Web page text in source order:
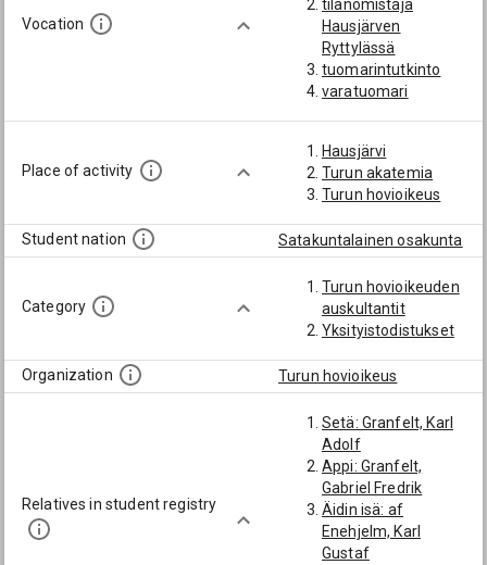
Vocation
tilanomistaja
Hausjärven
Ryttylässä
tuomarintutkinto
varatuomari
Place of activity
Hausjärvi
Turun akatemia
Turun hovioikeus
Student nation Satakuntalainen osakunta
Category
Turun hovioikeuden
auskultantit
Yksityistodistukset
Organization Turun hovioikeus
Relatives in student registry
Setä: Granfelt, Karl
Adolf
Appi: Granfelt,
Gabriel Fredrik
Äidin isä: af
Enehjelm, Karl
Gustaf